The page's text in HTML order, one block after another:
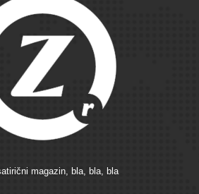
magazin, bla, bla, bla